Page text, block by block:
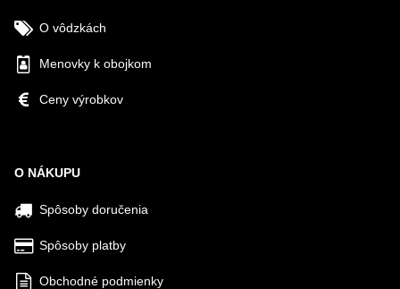
O vôdzkách
Menovky k obojkom
Ceny výrobkov
O NÁKUPU
Spôsoby doručenia
Spôsoby platby
Obchodné podmienky